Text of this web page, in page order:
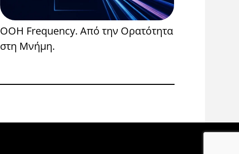
OOH Frequency. Από την Ορατότητα
στη Μνήμη.